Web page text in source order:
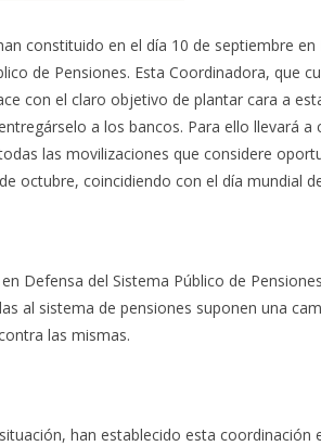
constituido en el día 10 de septiembre
de Pensiones. Esta Coordinadora, que
con el claro objetivo de plantar cara a
a los bancos. Para ello llevará
las movilizaciones que considere
octubre, coincidiendo con el día mundial
Defensa del Sistema Público de
al sistema de pensiones suponen una
las mismas.
han establecido esta